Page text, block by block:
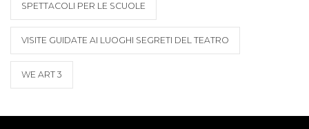
SPETTACOLI PER LE SCUOLE
VISITE GUIDATE AI LUOGHI SEGRETI DEL TEATRO
WE ART 3